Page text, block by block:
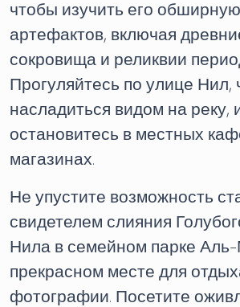
чтобы изучить его
артефактов, включая
сокровища и реликвии
Прогуляйтесь по улице Нил,
насладиться видом на реку,
остановитесь в местных
магазинах.
Не упустите возможность
свидетелем слияния
Нила в семейном парке
прекрасном месте для
фотографии. Посетите